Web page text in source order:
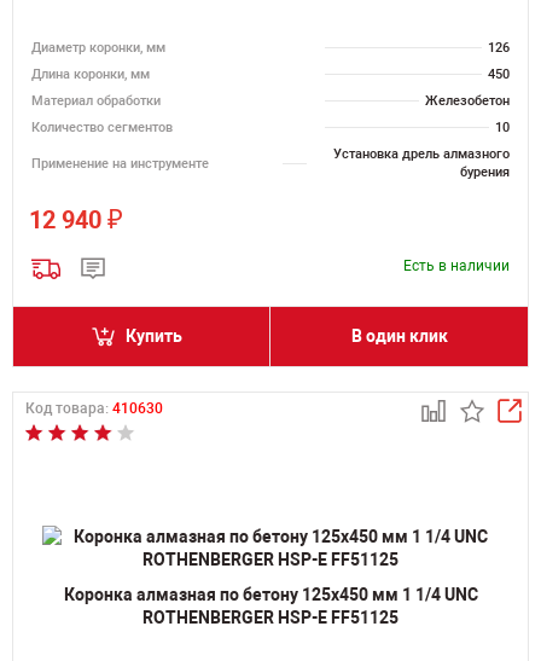
Диаметр коронки, мм
126
Длина коронки, мм
450
Материал обработки
Железобетон
Количество сегментов
10
Применение на инструменте
Установка дрель алмазного
бурения
12 940 ₽
Есть в наличии
Купить В один клик
Код товара: 410630
Коронка алмазная по бетону 125х450 мм 1 1/4 UNC
ROTHENBERGER HSP-E FF51125